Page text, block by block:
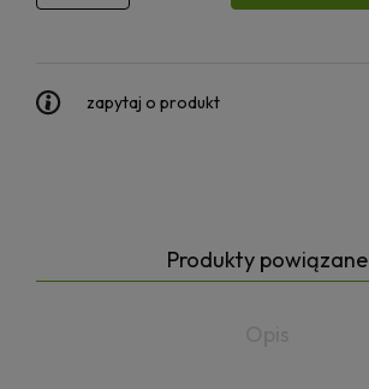
zapytaj o produkt
Produkty powiązane